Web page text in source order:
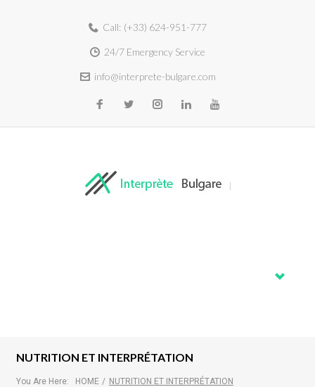
Call: (+33) 624-951-777
24/7 Emergency Service
info@interprete-bulgare.com
NUTRITION ET INTERPRÉTATION
You Are Here: HOME / NUTRITION ET INTERPRÉTATION